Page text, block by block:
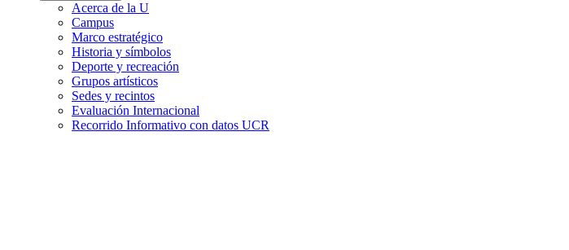
Acerca de la U
Campus
Marco estratégico
Historia y símbolos
Deporte y recreación
Grupos artísticos
Sedes y recintos
Evaluación Internacional
Recorrido Informativo con datos UCR